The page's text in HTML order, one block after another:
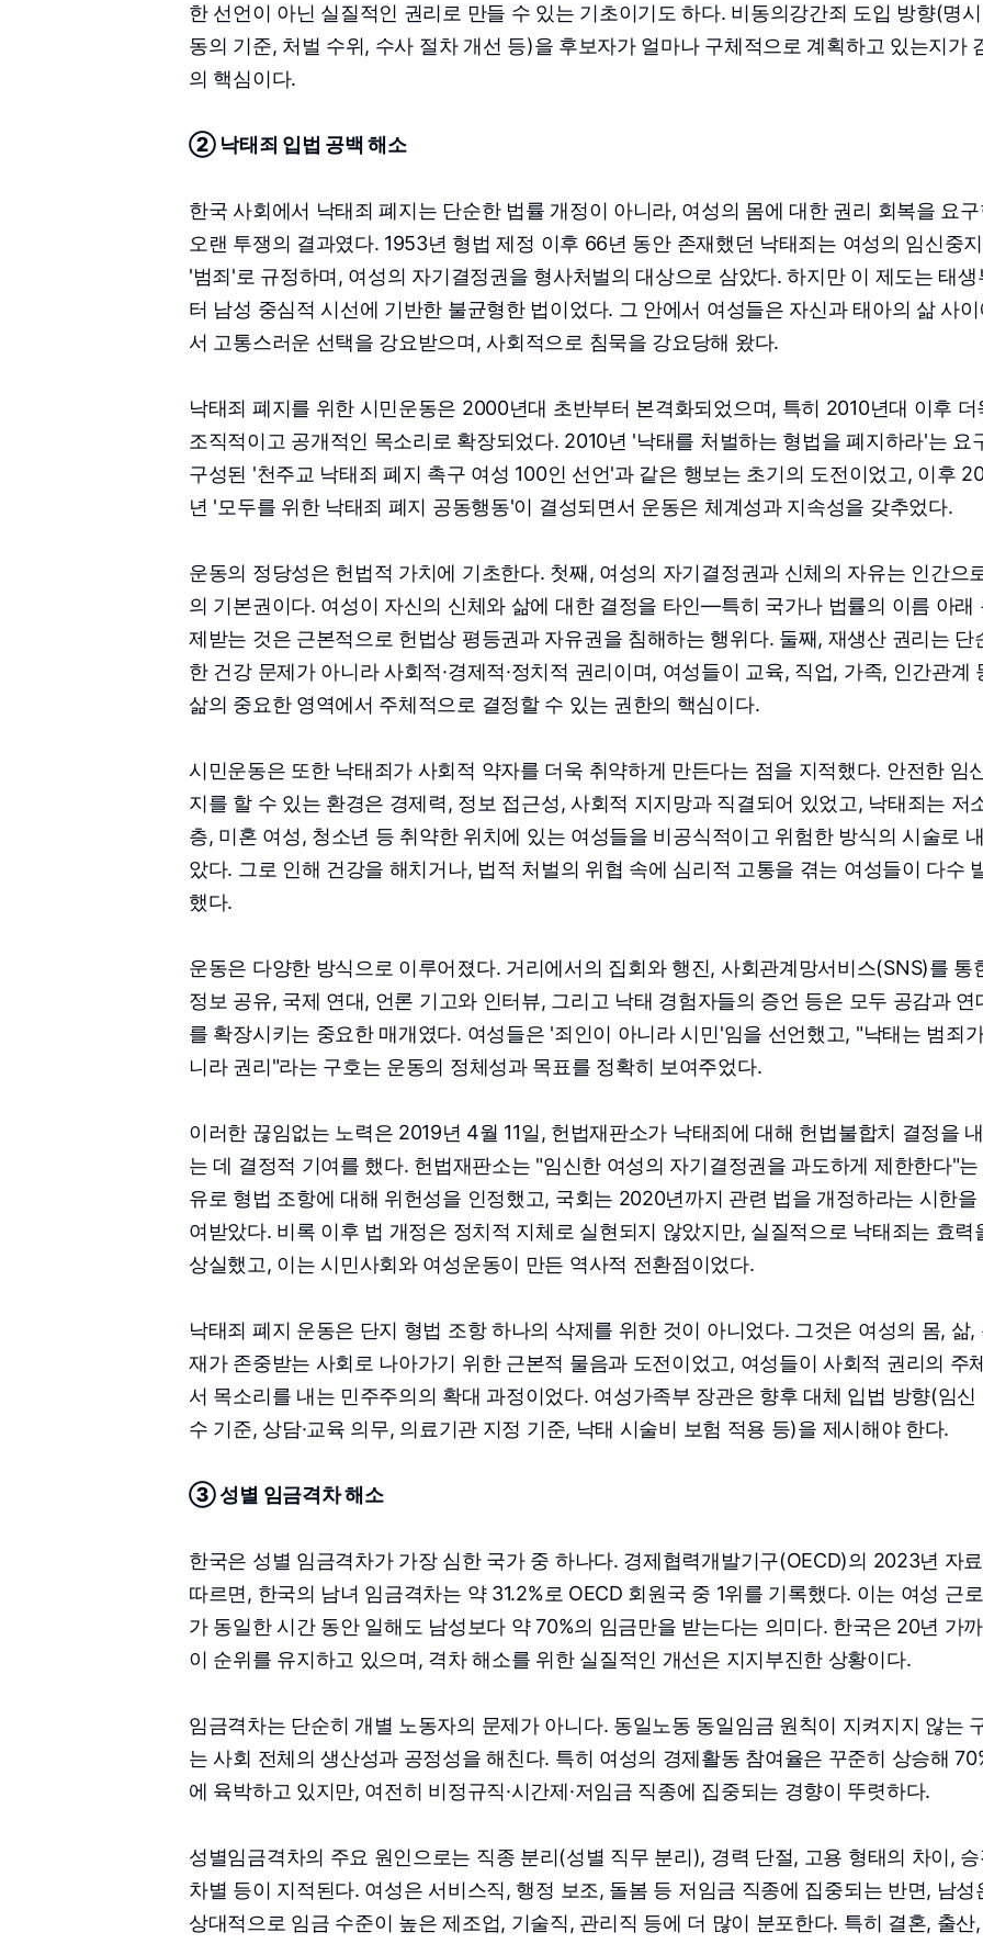
한 선언이 아닌 실질적인 권리로 만들 수 있는 기초이기도 하다. 비동의강간죄 도입 방향(명
동의 기준, 처벌 수위, 수사 절차 개선 등)을 후보자가 얼마나 구체적으로 계획하고 있는지가
의 핵심이다.
② 낙태죄 입법 공백 해소
한국 사회에서 낙태죄 폐지는 단순한 법률 개정이 아니라, 여성의 몸에 대한 권리 회복을 요
오랜 투쟁의 결과였다. 1953년 형법 제정 이후 66년 동안 존재했던 낙태죄는 여성의 임신중
'범죄'로 규정하며, 여성의 자기결정권을 형사처벌의 대상으로 삼았다. 하지만 이 제도는 태생
터 남성 중심적 시선에 기반한 불균형한 법이었다. 그 안에서 여성들은 자신과 태아의 삶 사이
서 고통스러운 선택을 강요받으며, 사회적으로 침묵을 강요당해 왔다.
낙태죄 폐지를 위한 시민운동은 2000년대 초반부터 본격화되었으며, 특히 2010년대 이후 더
조직적이고 공개적인 목소리로 확장되었다. 2010년 '낙태를 처벌하는 형법을 폐지하라'는 요
구성된 '천주교 낙태죄 폐지 촉구 여성 100인 선언'과 같은 행보는 초기의 도전이었고, 이후
년 '모두를 위한 낙태죄 폐지 공동행동'이 결성되면서 운동은 체계성과 지속성을 갖추었다.
운동의 정당성은 헌법적 가치에 기초한다. 첫째, 여성의 자기결정권과 신체의 자유는 인간으
의 기본권이다. 여성이 자신의 신체와 삶에 대한 결정을 타인—특히 국가나 법률의 이름 아래
제받는 것은 근본적으로 헌법상 평등권과 자유권을 침해하는 행위다. 둘째, 재생산 권리는 단
한 건강 문제가 아니라 사회적·경제적·정치적 권리이며, 여성들이 교육, 직업, 가족, 인간관계
삶의 중요한 영역에서 주체적으로 결정할 수 있는 권한의 핵심이다.
시민운동은 또한 낙태죄가 사회적 약자를 더욱 취약하게 만든다는 점을 지적했다. 안전한 임
지를 할 수 있는 환경은 경제력, 정보 접근성, 사회적 지지망과 직결되어 있었고, 낙태죄는 저
층, 미혼 여성, 청소년 등 취약한 위치에 있는 여성들을 비공식적이고 위험한 방식의 시술로
았다. 그로 인해 건강을 해치거나, 법적 처벌의 위협 속에 심리적 고통을 겪는 여성들이 다수
했다.
운동은 다양한 방식으로 이루어졌다. 거리에서의 집회와 행진, 사회관계망서비스(SNS)를 통
정보 공유, 국제 연대, 언론 기고와 인터뷰, 그리고 낙태 경험자들의 증언 등은 모두 공감과 연
를 확장시키는 중요한 매개였다. 여성들은 '죄인이 아니라 시민'임을 선언했고, "낙태는 범죄
니라 권리"라는 구호는 운동의 정체성과 목표를 정확히 보여주었다.
이러한 끊임없는 노력은 2019년 4월 11일, 헌법재판소가 낙태죄에 대해 헌법불합치 결정을
는 데 결정적 기여를 했다. 헌법재판소는 "임신한 여성의 자기결정권을 과도하게 제한한다"는
유로 형법 조항에 대해 위헌성을 인정했고, 국회는 2020년까지 관련 법을 개정하라는 시한을
여받았다. 비록 이후 법 개정은 정치적 지체로 실현되지 않았지만, 실질적으로 낙태죄는 효력
상실했고, 이는 시민사회와 여성운동이 만든 역사적 전환점이었다.
낙태죄 폐지 운동은 단지 형법 조항 하나의 삭제를 위한 것이 아니었다. 그것은 여성의 몸, 삶,
재가 존중받는 사회로 나아가기 위한 근본적 물음과 도전이었고, 여성들이 사회적 권리의 주
서 목소리를 내는 민주주의의 확대 과정이었다. 여성가족부 장관은 향후 대체 입법 방향(임신
수 기준, 상담·교육 의무, 의료기관 지정 기준, 낙태 시술비 보험 적용 등)을 제시해야 한다.
③ 성별 임금격차 해소
한국은 성별 임금격차가 가장 심한 국가 중 하나다. 경제협력개발기구(OECD)의 2023년 자
따르면, 한국의 남녀 임금격차는 약 31.2%로 OECD 회원국 중 1위를 기록했다. 이는 여성 근
가 동일한 시간 동안 일해도 남성보다 약 70%의 임금만을 받는다는 의미다. 한국은 20년 가
이 순위를 유지하고 있으며, 격차 해소를 위한 실질적인 개선은 지지부진한 상황이다.
임금격차는 단순히 개별 노동자의 문제가 아니다. 동일노동 동일임금 원칙이 지켜지지 않는
는 사회 전체의 생산성과 공정성을 해친다. 특히 여성의 경제활동 참여율은 꾸준히 상승해
에 육박하고 있지만, 여전히 비정규직·시간제·저임금 직종에 집중되는 경향이 뚜렷하다.
성별임금격차의 주요 원인으로는 직종 분리(성별 직무 분리), 경력 단절, 고용 형태의 차이, 승
차별 등이 지적된다. 여성은 서비스직, 행정 보조, 돌봄 등 저임금 직종에 집중되는 반면, 남성
상대적으로 임금 수준이 높은 제조업, 기술직, 관리직 등에 더 많이 분포한다. 특히 결혼, 출산